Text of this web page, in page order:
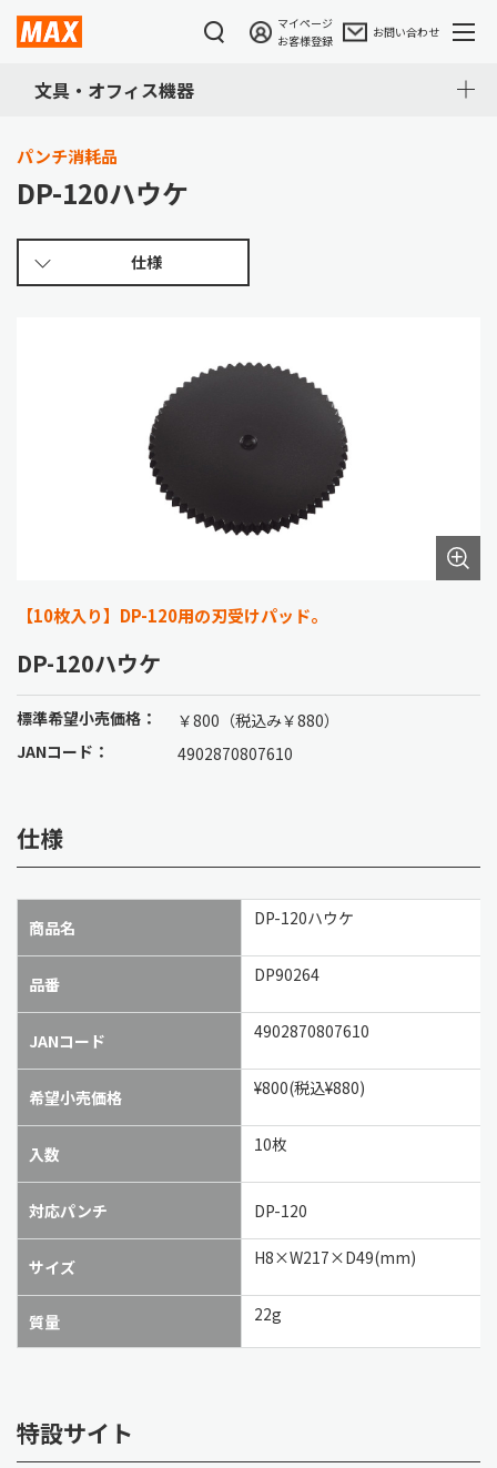
マイページ
お客様登録
お問い合わせ
文具・オフィス機器
パンチ消耗品
DP-120ハウケ
仕様
【10枚入り】DP-120用の刃受けパッド。
DP-120ハウケ
標準希望小売価格：
￥800（税込み￥880）
JANコード：
4902870807610
仕様
商品名 DP-120ハウケ
品番 DP90264
JANコード 4902870807610
希望小売価格 ¥800(税込¥880)
入数 10枚
対応パンチ DP-120
サイズ H8×W217×D49(mm)
質量 22g
特設サイト